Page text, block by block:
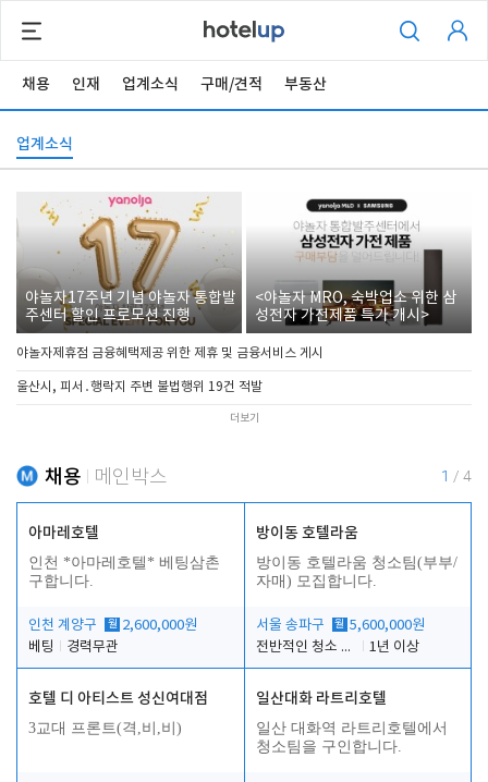
채용 인재 업계소식 구매/견적 부동산
업계소식
야놀자17주년 기념 야놀자 통합발
주센터 할인 프로모션 진행
<야놀자 MRO, 숙박업소 위한 삼
성전자 가전제품 특가 개시>
야놀자제휴점 금융혜택제공 위한 제휴 및 금융서비스 게시
울산시, 피서․행락지 주변 불법행위 19건 적발
더보기
채용 메인박스 1 / 4
아마레호텔
인천 *아마레호텔* 베팅삼촌
구합니다.
인천 계양구 월 2,600,000원
베팅
경력무관
방이동 호텔라움
방이동 호텔라움 청소팀(부부/
자매) 모집합니다.
서울 송파구 월 5,600,000원
전반적인 청소 업무(객실청소.객실정리)
1년 이상
호텔 디 아티스트 성신여대점
3교대 프론트(격,비,비)
일산대화 라트리호텔
일산 대화역 라트리호텔에서
청소팀을 구인합니다.